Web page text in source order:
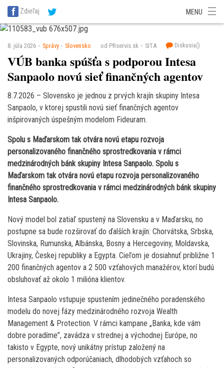
SITA Energetika
SITA Potravinárstvo
Zdieľaj MENU
8. júla 2026 Správy Slovensko od PRservis.sk SITA Diskusia()
VÚB banka spúšťa s podporou Intesa
Sanpaolo novú sieť finančných agentov
8.7.2026 – Slovensko je jednou z prvých krajín skupiny Intesa
Sanpaolo, v ktorej spustili novú sieť finančných agentov
inšpirovaných úspešným modelom Fideuram.
Spolu s Maďarskom tak otvára novú etapu rozvoja
personalizovaného finančného sprostredkovania v rámci
medzinárodných bánk skupiny Intesa Sanpaolo. Spolu s
Maďarskom tak otvára novú etapu rozvoja personalizovaného
finančného sprostredkovania v rámci medzinárodných bánk skupiny
Intesa Sanpaolo.
Nový model bol zatiaľ spustený na Slovensku a v Maďarsku, no
postupne sa bude rozširovať do ďalších krajín: Chorvátska, Srbska,
Slovinska, Rumunska, Albánska, Bosny a Hercegoviny, Moldavska,
Ukrajiny, Českej republiky a Egypta. Cieľom je dosiahnuť približne 1
200 finančných agentov a 2 500 vzťahových manažérov, ktorí budú
obsluhovať až okolo 1 milióna klientov.
Intesa Sanpaolo vstupuje spustením jedinečného poradenského
modelu do novej fázy medzinárodného rozvoja Wealth
Management & Protection. V rámci kampane „Banka, kde vám
dobre poradíme”, zavádza v strednej a východnej Európe, no
takisto v Egypte, nový unikátny prístup založený na
personalizovaných odporúčaniach, dlhodobých vzťahoch so